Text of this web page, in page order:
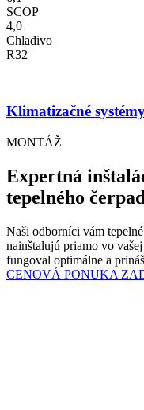
SCOP
4,0
Chladivo
R32
Klimatizačné
MONTÁŽ
Expertná
tepelného
Naši odborníci vám
nainštalujú priamo vo
fungoval optimálne a
CENOVÁ PONUKA